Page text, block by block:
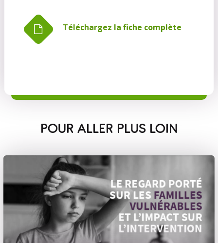
Téléchargez la fiche complète
POUR ALLER PLUS LOIN